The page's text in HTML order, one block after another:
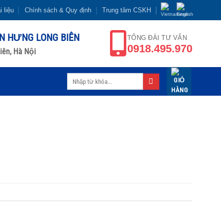
liệu Chính sách & Quy định Trung tâm CSKH
HƯNG LONG BIÊN
Hà Nội
TỔNG ĐÀI TƯ VẤN
0918.495.970